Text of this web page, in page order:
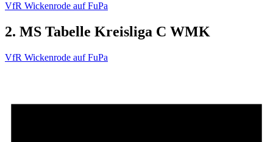
VfR Wickenrode auf FuPa
2. MS Tabelle Kreisliga C WMK
VfR Wickenrode auf FuPa